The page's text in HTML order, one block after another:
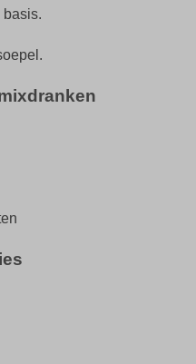
basis.